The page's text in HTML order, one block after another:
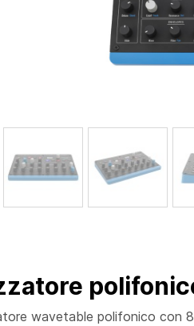
wavetable polifonico con